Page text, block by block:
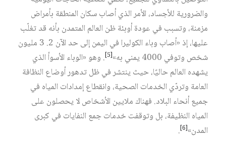
والضرورية للأجساد، الأمر الذي أصاب سكان المنطقة بأمراض
مزمنة، وتسبب في عودة أوبئة ظن العالم المتمدن بأنه قد تغلّب
عليها، إذ «أصاب وباء الكوليرا في اليمن إلى حد الآن 2. 3 مليون
شخص وتوفي 4000 يمني به»
[5] . وهو «الوباء الأسوأ الذي
يشهده العالم حاليًا، حيث ينتشر في ظل تدهور أوضاع النظافة
العامة وتردّي الخدمات الصحية، وانقطاع إمدادات المياه في
جميع أنحاء البلاد. فهناك ملايين الأشخاص لا يحصلون على
المياه النظيفة، بل وتوقفت خدمات جمع النفايات في كبرى
المدن»[6]
.